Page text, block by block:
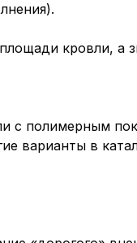
кровли, а
полимерным
варианты в